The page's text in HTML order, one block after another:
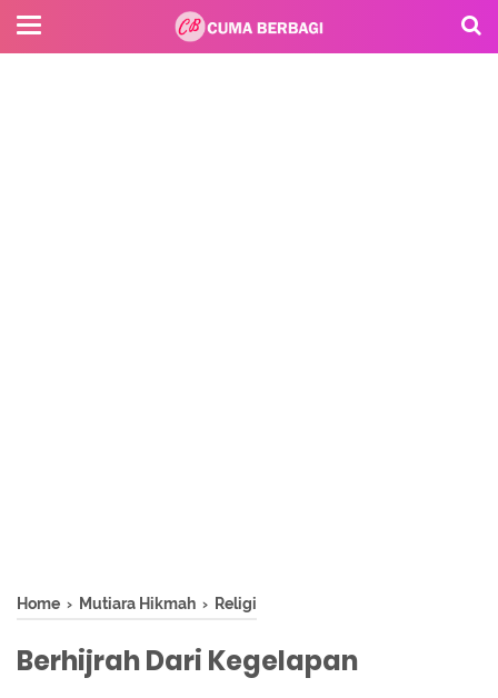
Home › Mutiara Hikmah › Religi
Berhijrah Dari Kegelapan